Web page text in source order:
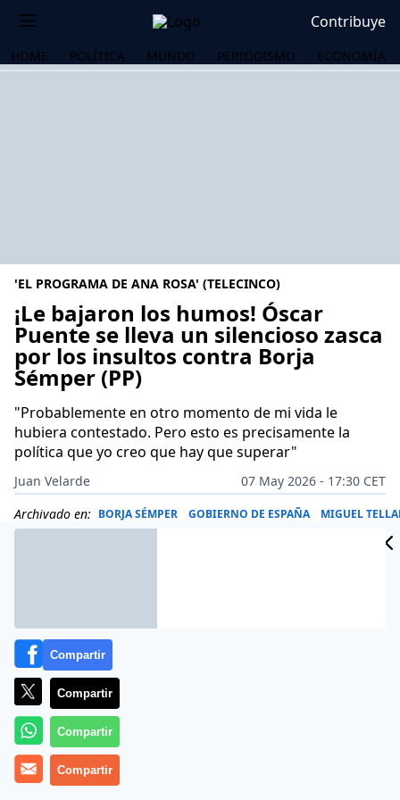
Contribuye
HOME POLÍTICA MUNDO PERIODISMO ECONOMÍA
'EL PROGRAMA DE ANA ROSA' (TELECINCO)
¡Le bajaron los humos! Óscar
Puente se lleva un silencioso zasca
por los insultos contra Borja
Sémper (PP)
"Probablemente en otro momento de mi vida le
hubiera contestado. Pero esto es precisamente la
política que yo creo que hay que superar"
Juan Velarde
07 May 2026 - 17:30 CET
Archivado en: BORJA SÉMPER GOBIERNO DE ESPAÑA MIGUEL
Compartir
Compartir
Compartir
Compartir